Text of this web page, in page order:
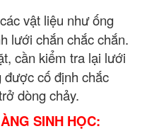
vật liệu như ống
lưới chắn chắc chắn.
cần kiểm tra lại lưới
cố định chắc
dòng chảy.
SINH HỌC: